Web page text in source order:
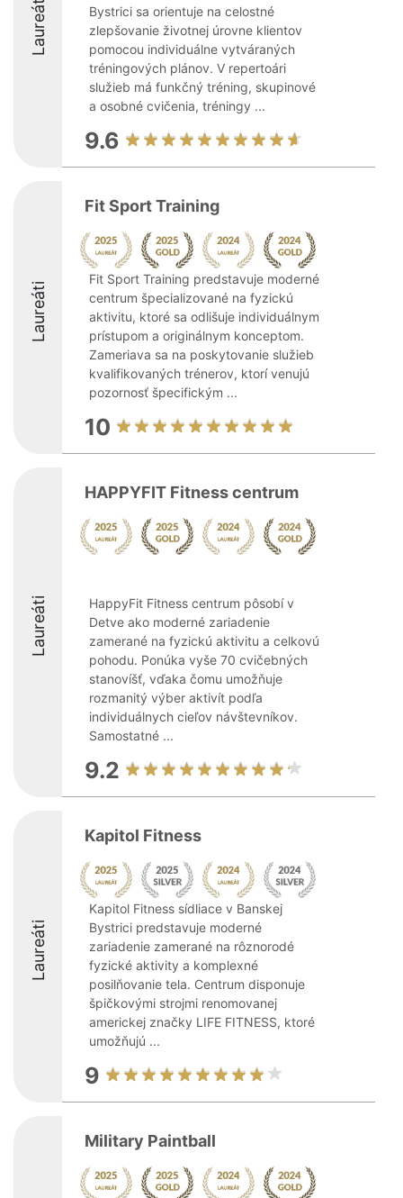
Laureáti
Bystrici sa orientuje na celostné
zlepšovanie životnej úrovne klientov
pomocou individuálne vytváraných
tréningových plánov. V repertoári
služieb má funkčný tréning, skupinové
a osobné cvičenia, tréningy ...
9.6
Laureáti
Fit Sport Training
Fit Sport Training predstavuje moderné
centrum špecializované na fyzickú
aktivitu, ktoré sa odlišuje individuálnym
prístupom a originálnym konceptom.
Zameriava sa na poskytovanie služieb
kvalifikovaných trénerov, ktorí venujú
pozornosť špecifickým ...
10
Laureáti
HAPPYFIT Fitness centrum
HappyFit Fitness centrum pôsobí v
Detve ako moderné zariadenie
zamerané na fyzickú aktivitu a celkovú
pohodu. Ponúka vyše 70 cvičebných
stanovíšť, vďaka čomu umožňuje
rozmanitý výber aktivít podľa
individuálnych cieľov návštevníkov.
Samostatné ...
9.2
Laureáti
Kapitol Fitness
Kapitol Fitness sídliace v Banskej
Bystrici predstavuje moderné
zariadenie zamerané na rôznorodé
fyzické aktivity a komplexné
posilňovanie tela. Centrum disponuje
špičkovými strojmi renomovanej
americkej značky LIFE FITNESS, ktoré
umožňujú ...
9
Military Paintball